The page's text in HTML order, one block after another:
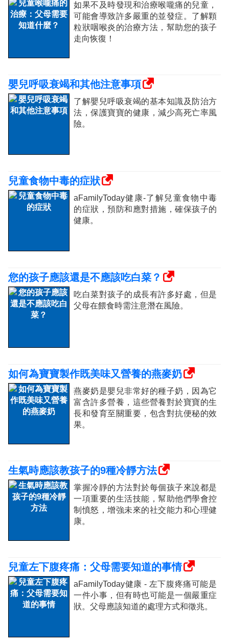
如果不及時發現和治療喉嚨痛的兒童，
可能會導致許多嚴重的並發症。了解顆
粒狀咽喉炎的治療方法，幫助您的孩子
走向恢復！
嬰兒呼吸衰竭和其他注意事項
了解嬰兒呼吸衰竭的基本知識及防治方
法，保護寶寶的健康，減少高死亡率風
險。
兒童食物中毒的症狀
aFamilyToday健康-了解兒童食物中毒
的症狀，預防和應對措施，確保孩子的
健康。
您的孩子應該還是不應該吃白菜？
吃白菜對孩子的成長有許多好處，但是
父母在餵食時需注意潛在風險。
如何為寶寶製作既美味又營養的燕麥奶
燕麥奶是嬰兒非常好的種子奶，因為它
富含許多營養，這些營養對於寶寶的生
長和發育至關重要，包含對抗便秘的效
果。
生氣時應該教孩子的9種冷靜方法
掌握冷靜的方法對於每個孩子來說都是
一項重要的生活技能，幫助他們學會控
制憤怒，增強未來的社交能力和心理健
康。
兒童左下腹疼痛：父母需要知道的事情
aFamilyToday健康 - 左下腹疼痛可能是
一件小事，但有時也可能是一個嚴重症
狀。父母應該知道的處理方式和徵兆。